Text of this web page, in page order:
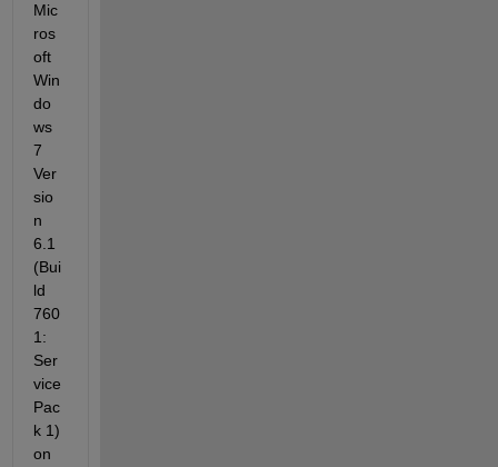
Mic
ros
oft
Win
do
ws
7
Ver
sio
n
6.1
(Bui
ld
760
1:
Ser
vice
Pac
k 1)
on